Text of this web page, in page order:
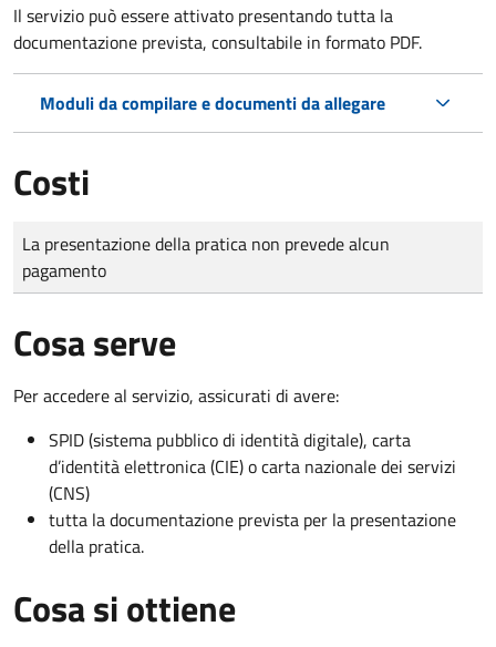
Il servizio può essere attivato presentando tutta la
documentazione prevista, consultabile in formato PDF.
Moduli da compilare e documenti da allegare
Costi
Tipo di pagamento
Importo
La presentazione della pratica non prevede alcun
pagamento
Cosa serve
Per accedere al servizio, assicurati di avere:
SPID (sistema pubblico di identità digitale), carta
d’identità elettronica (CIE) o carta nazionale dei servizi
(CNS)
tutta la documentazione prevista per la presentazione
della pratica.
Cosa si ottiene